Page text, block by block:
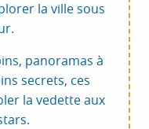
la ville sous
panoramas à
secrets, ces
la vedette aux